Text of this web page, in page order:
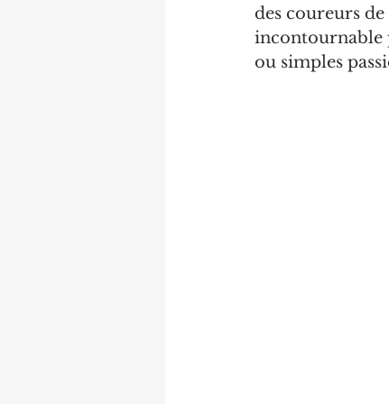
des coureurs
incontournable
ou simples